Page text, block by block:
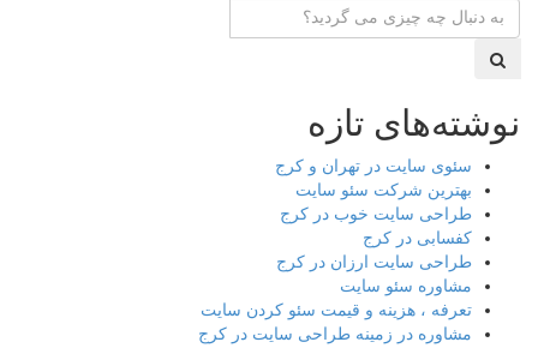
نوشته‌های تازه
سئوی سایت در تهران و کرج
بهترین شرکت سئو سایت
طراحی سایت خوب در کرج
کفسابی در کرج
طراحی سایت ارزان در کرج
مشاوره سئو سایت
تعرفه ، هزینه و قیمت سئو کردن سایت
مشاوره در زمینه طراحی سایت در کرج